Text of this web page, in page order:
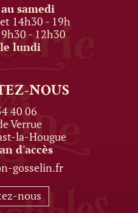
samedi
14h30 - 19h
- 12h30
lundi
NOUS
40 06
Verrue
la-Hougue
d'accès
gosselin.fr
nous